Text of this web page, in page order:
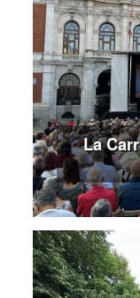
La